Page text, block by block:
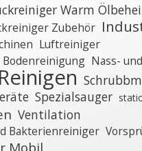
Warm
Zubehör
Luftreiniger
Bodenreinigung Nass-
Reinigen
Spezialsauger
Ventilation
Bakterienreiniger